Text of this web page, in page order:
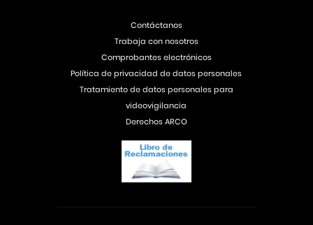
Contáctanos
Trabaja con nosotros
Comprobantes electrónicos
Política de privacidad de datos personales
Tratamiento de datos personales para
videovigilancia
Derechos ARCO